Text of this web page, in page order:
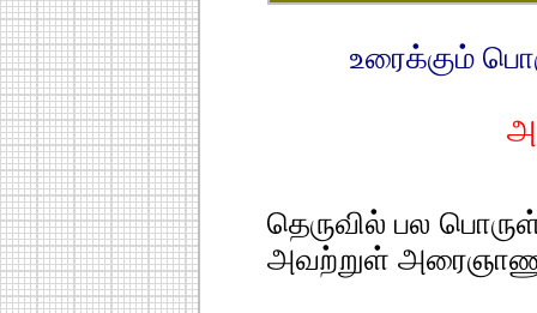
உரைக்கும்
தெருவில் பல
அவற்றுள்